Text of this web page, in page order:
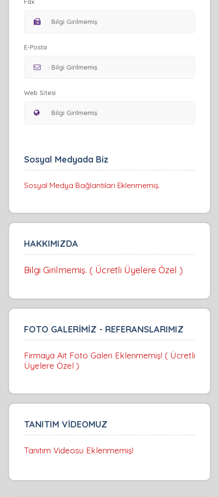
Fax
E-Posta
Web Sitesi
Sosyal Medyada Biz
Sosyal Medya Bağlantıları Eklenmemiş.
HAKKIMIZDA
Bilgi Girilmemiş. ( Ücretli Üyelere Özel )
FOTO GALERİMİZ - REFERANSLARIMIZ
Firmaya Ait Foto Galeri Eklenmemiş! ( Ücretli
Üyelere Özel )
TANITIM VİDEOMUZ
Tanıtım Videosu Eklenmemiş!